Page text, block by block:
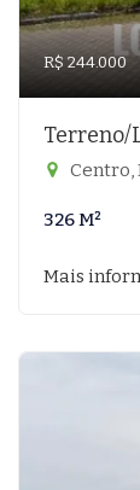
R$ 244.000
Terreno/
Centro,
326 M²
Mais